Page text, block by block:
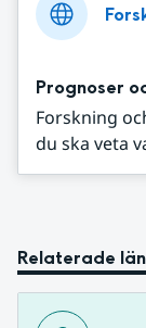
Prognoser
Forskning
du ska veta
Relaterade